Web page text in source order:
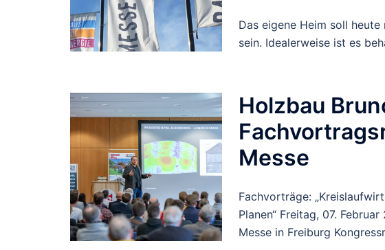
Das eigene Heim soll
sein. Idealerweise ist es
Holzbau
Messe
Fachvorträge:
Planen“ Freitag, 07.
Messe in Freiburg